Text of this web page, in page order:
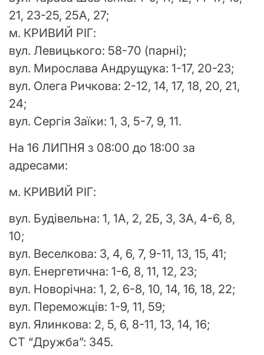
21, 23-25, 25А, 27;
м. КРИВИЙ РІГ:
вул. Левицького: 58-70 (парні);
вул. Мирослава Андрущука: 1-17, 20-23;
вул. Олега Ричкова: 2-12, 14, 17, 18, 20, 21,
24;
вул. Сергія Заїки: 1, 3, 5-7, 9, 11.
На 16 ЛИПНЯ з 08:00 до 18:00 за
адресами:
м. КРИВИЙ РІГ:
вул. Будівельна: 1, 1А, 2, 2Б, 3, 3А, 4-6, 8,
10;
вул. Веселкова: 3, 4, 6, 7, 9-11, 13, 15, 41;
вул. Енергетична: 1-6, 8, 11, 12, 23;
вул. Новорічна: 1, 2, 6-8, 10, 14, 16, 18, 22;
вул. Переможців: 1-9, 11, 59;
вул. Ялинкова: 2, 5, 6, 8-11, 13, 14, 16;
СТ “Дружба”: 345.